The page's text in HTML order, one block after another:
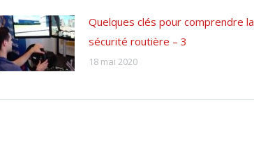
Quelques clés pour comprendre la
sécurité routière – 3
18 mai 2020